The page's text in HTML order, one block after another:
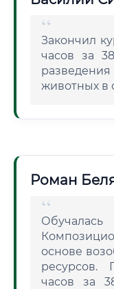
Закончил
часов за
животных в
Роман
основе
ресурсов.
часов за